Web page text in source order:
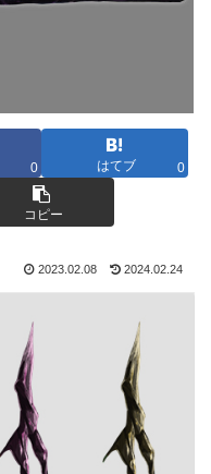
0 はてブ 0
コピー
2023.02.08 2024.02.24